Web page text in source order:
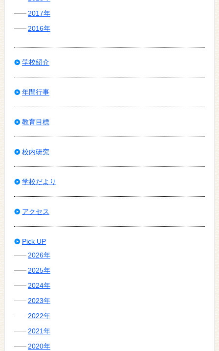
2017年
2016年
学校紹介
年間行事
教育目標
校内研究
学校だより
アクセス
Pick UP
2026年
2025年
2024年
2023年
2022年
2021年
2020年